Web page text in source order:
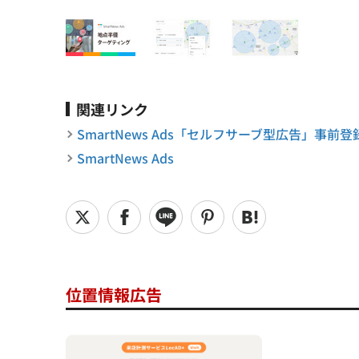
関連リンク
SmartNews Ads「セルフサーブ型広告」事前登
SmartNews Ads
位置情報広告